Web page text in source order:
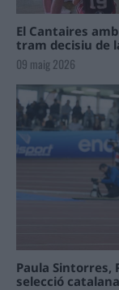
El Cantaires
tram decisiu de
09 maig 2026
Paula Sintorres,
selecció